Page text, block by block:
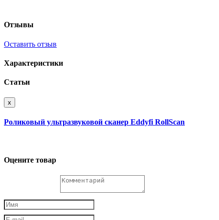
Отзывы
Оставить отзыв
Характеристики
Статьи
x
Роликовый ультразвуковой сканер Eddyfi RollScan
Оцените товар